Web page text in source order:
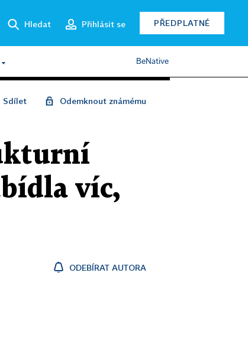
Hledat Přihlásit se PŘEDPLATNÉ
BeNative
Sdílet Odemknout známému
víc,
ODEBÍRAT AUTORA